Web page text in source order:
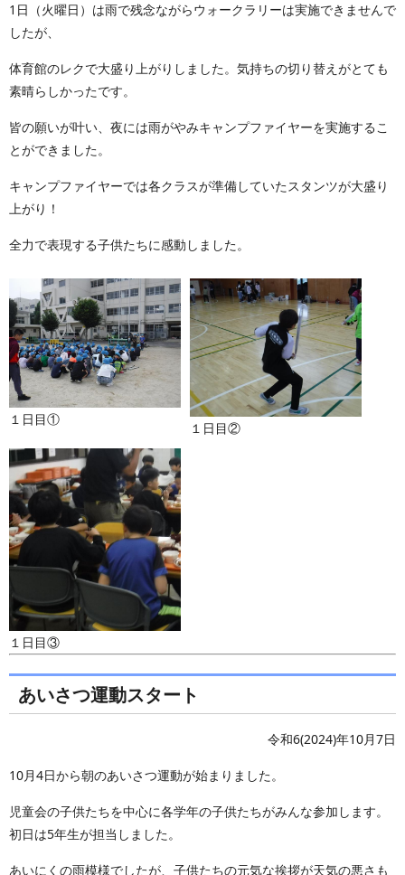
1日（火曜日）は雨で残念ながらウォークラリーは実施できませんで
したが、
体育館のレクで大盛り上がりしました。気持ちの切り替えがとても
素晴らしかったです。
皆の願いが叶い、夜には雨がやみキャンプファイヤーを実施するこ
とができました。
キャンプファイヤーでは各クラスが準備していたスタンツが大盛り
上がり！
全力で表現する子供たちに感動しました。
１日目①
１日目②
１日目③
あいさつ運動スタート
令和6(2024)年10月7日
10月4日から朝のあいさつ運動が始まりました。
児童会の子供たちを中心に各学年の子供たちがみんな参加します。
初日は5年生が担当しました。
あいにくの雨模様でしたが、子供たちの元気な挨拶が天気の悪さも